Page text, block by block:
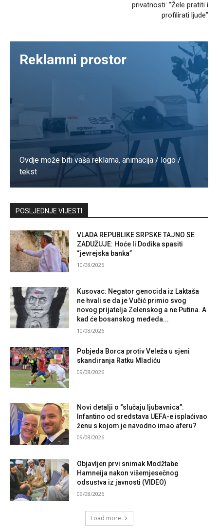
privatnosti: “Žele pratiti i
profilirati ljude”
Reklamni prostor
Ovdje može biti vaša reklama. animacija / logo /
tekst
Kontaktirajte nas
POSLJEDNJE VIJESTI
VLADA REPUBLIKE SRPSKE TAJNO SE
ZADUŽUJE: Hoće li Dodika spasiti
“jevrejska banka”
10/08/2026
Kusovac: Negator genocida iz Laktaša
ne hvali se da je Vučić primio svog
novog prijatelja Zelenskog a ne Putina. A
kad će bosanskog međeda...
10/08/2026
Pobjeda Borca protiv Veleža u sjeni
skandiranja Ratku Mladiću
09/08/2026
Novi detalji o “slučaju ljubavnica”:
Infantino od sredstava UEFA-e isplaćivao
ženu s kojom je navodno imao aferu?
09/08/2026
Objavljen prvi snimak Modžtabe
Hamneija nakon višemjesečnog
odsustva iz javnosti (VIDEO)
09/08/2026
Load more